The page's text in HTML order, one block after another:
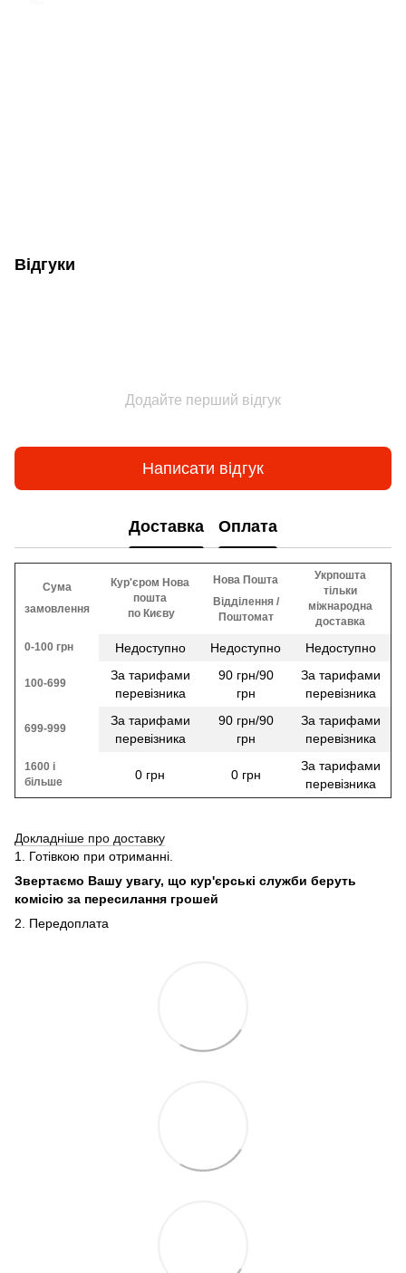
Відгуки
Додайте перший відгук
Написати відгук
Доставка Оплата
Сума
замовлення
Кур'єром Нова
пошта
​​ по Києву
Нова Пошта
Відділення /
Поштомат
Укрпошта
тільки
міжнародна
доставка
0-100 грн
Недоступно Недоступно Недоступно
100-699
За тарифами
перевізника
90 грн/90
грн
За тарифами
перевізника
699-999
За тарифами
перевізника
90 грн/90
грн
За тарифами
перевізника
1600 і
більше
0 грн 0 грн
За тарифами
перевізника
Докладніше про доставку
1. Готівкою при отриманні.
Звертаємо Вашу увагу, що кур'єрські служби беруть
комісію за пересилання грошей
2. Передоплата